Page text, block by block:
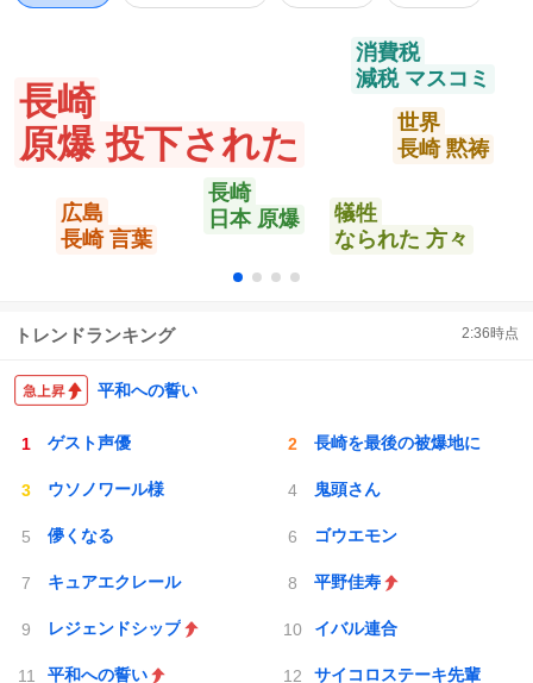
長崎
原爆 投下された
広島
長崎 言葉
世界
長崎 黙祷
犠牲
なられた 方々
長崎
日本 原爆
消費税
減税 マスコミ
トレンドランキング 2:36時点
平和への誓い
ゲスト声優 長崎を最後の被爆地に
ウソノワール様 鬼頭さん
儚くなる ゴウエモン
キュアエクレール 平野佳寿
レジェンドシップ イバル連合
平和への誓い サイコロステーキ先輩